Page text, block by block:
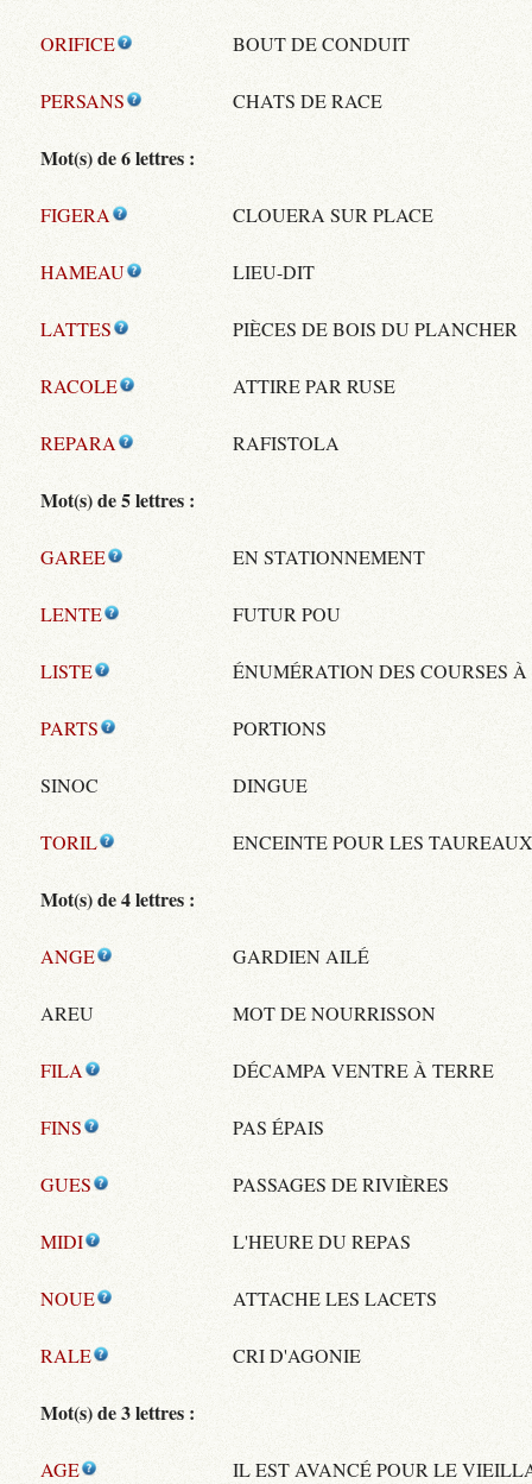
ORIFICE BOUT DE CONDUIT
PERSANS CHATS DE RACE
Mot(s) de 6 lettres :
FIGERA CLOUERA SUR PLACE
HAMEAU LIEU-DIT
LATTES PIÈCES DE BOIS DU PLANCHER
RACOLE ATTIRE PAR RUSE
REPARA RAFISTOLA
Mot(s) de 5 lettres :
GAREE EN STATIONNEMENT
LENTE FUTUR POU
LISTE ÉNUMÉRATION DES COURSES
PARTS PORTIONS
SINOC DINGUE
TORIL ENCEINTE POUR LES
Mot(s) de 4 lettres :
ANGE GARDIEN AILÉ
AREU MOT DE NOURRISSON
FILA DÉCAMPA VENTRE À TERRE
FINS PAS ÉPAIS
GUES PASSAGES DE RIVIÈRES
MIDI L'HEURE DU REPAS
NOUE ATTACHE LES LACETS
RALE CRI D'AGONIE
Mot(s) de 3 lettres :
AGE IL EST AVANCÉ POUR LE